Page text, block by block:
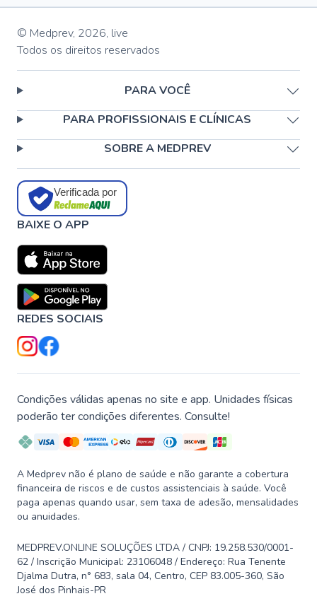
© Medprev, 2026, live
Todos os direitos reservados
PARA VOCÊ
PARA PROFISSIONAIS E CLÍNICAS
SOBRE A MEDPREV
Verificada por
BAIXE O APP
REDES SOCIAIS
Condições válidas apenas no site e app. Unidades físicas
poderão ter condições diferentes. Consulte!
A Medprev não é plano de saúde e não garante a cobertura
financeira de riscos e de custos assistenciais à saúde. Você
paga apenas quando usar, sem taxa de adesão, mensalidades
ou anuidades.
MEDPREV.ONLINE SOLUÇÕES LTDA / CNPJ: 19.258.530/0001-
62 / Inscrição Municipal: 23106048 / Endereço: Rua Tenente
Djalma Dutra, n° 683, sala 04, Centro, CEP 83.005-360, São
José dos Pinhais-PR